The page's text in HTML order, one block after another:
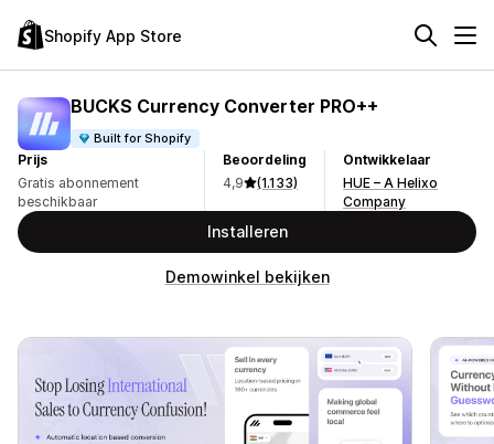
Shopify App Store
BUCKS Currency Converter PRO++
Built for Shopify
Prijs
Gratis abonnement
beschikbaar
Beoordeling
4,9
(1.133)
Ontwikkelaar
HUE – A Helixo
Company
Installeren
Demowinkel bekijken